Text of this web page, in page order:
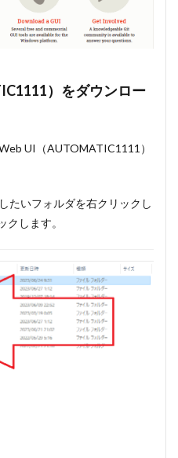
）をダウンロー
UI（AUTOMATIC1111）
たいフォルダを右クリックし
します。